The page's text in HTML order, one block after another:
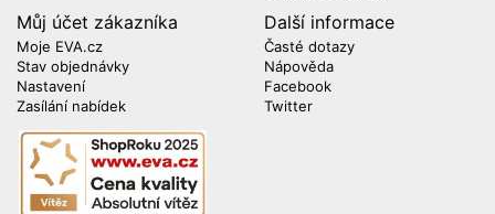
Můj účet zákazníka
Moje EVA.cz
Stav objednávky
Nastavení
Zasílání nabídek
Další informace
Časté dotazy
Nápověda
Facebook
Twitter